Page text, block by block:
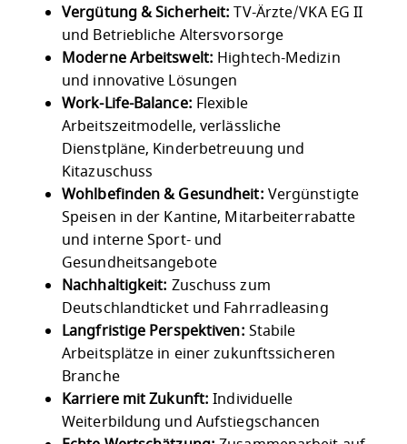
Vergütung & Sicherheit: TV-Ärzte/VKA EG II
und Betriebliche Altersvorsorge
Moderne Arbeitswelt: Hightech-Medizin
und innovative Lösungen
Work-Life-Balance: Flexible
Arbeitszeitmodelle, verlässliche
Dienstpläne, Kinderbetreuung und
Kitazuschuss
Wohlbefinden & Gesundheit: Vergünstigte
Speisen in der Kantine, Mitarbeiterrabatte
und interne Sport- und
Gesundheitsangebote
Nachhaltigkeit: Zuschuss zum
Deutschlandticket und Fahrradleasing
Langfristige Perspektiven: Stabile
Arbeitsplätze in einer zukunftssicheren
Branche
Karriere mit Zukunft: Individuelle
Weiterbildung und Aufstiegschancen